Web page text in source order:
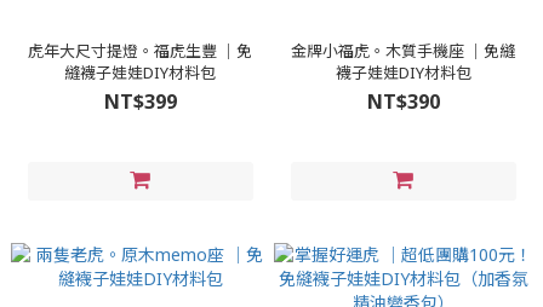
虎年大尺寸提燈。福虎生豐 │免
縫襪子娃娃DIY材料包
NT$399
金牌小福虎。木質手機座 │免縫
襪子娃娃DIY材料包
NT$390